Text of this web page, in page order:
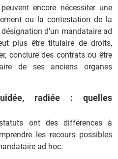
encore nécessiter une
ou la contestation de la
d’un mandataire ad
plus être titulaire de droits,
conclure des contrats ou être
de ses anciens organes
radiée : quelles
ont des différences à
les recours possibles
ad hoc.